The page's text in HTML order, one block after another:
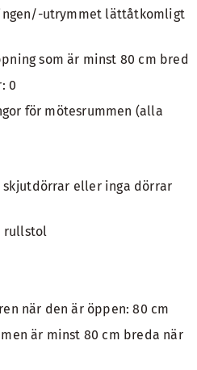
utrymmet lättåtkomligt
som är minst 80 cm bred
0
för mötesrummen (alla
skjutdörrar eller inga dörrar
rullstol
när den är öppen: 80 cm
är minst 80 cm breda när